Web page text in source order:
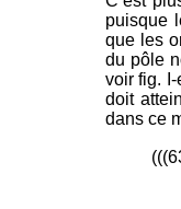
puisque
que les
du pôle
voir fig.
doit
dans ce